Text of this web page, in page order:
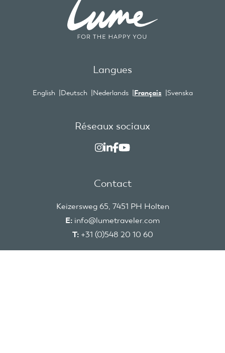
Langues
English Deutsch Nederlands Français Svenska
Réseaux sociaux
Contact
Keizersweg 65, 7451 PH Holten
E: info@lumetraveler.com
T: +31 (0)548 20 10 60